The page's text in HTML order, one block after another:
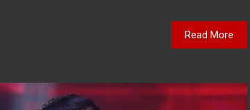
Read More